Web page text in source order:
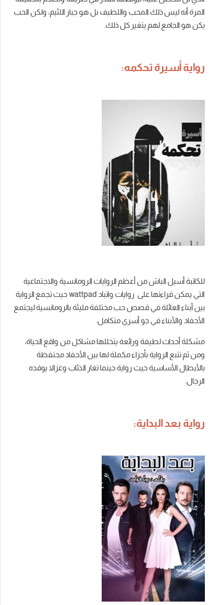
المرة أنه ليس ذلك المحب واللطيف بل هو جبار اللئيم، ولكن الحب
يكن هو الجامع لهم يتغير كل ذلك.
رواية أسيرة تحكمه:
للكاتبة أسيل الباش من أعظم الروايات الرومانسية والاجتماعية
التي يمكن قراءتها على روايات واتباد
wattpad حيث تجمع الرواية
بين أبناء العائلة في قصص حب مختلفة مليئة بالرومانسية ليجتمع
الأحفاد والأبناء في جو أسري متكامل.
مشكلة أحداث لطيفة ورائعة يتخللها مشاكل من واقع الحياة،
ومن ثم تتبع الرواية بأجزاء مكملة لها بين الأحفاد محتفظة
بالأبطال الأساسية حيث رواية حينما تغار الذئاب وغزالا يوقده
الرجال.
رواية بعد البداية: